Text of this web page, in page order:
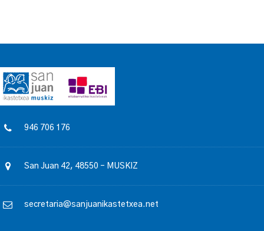
946 706 176
San Juan 42, 48550 – MUSKIZ
secretaria@sanjuanikastetxea.net